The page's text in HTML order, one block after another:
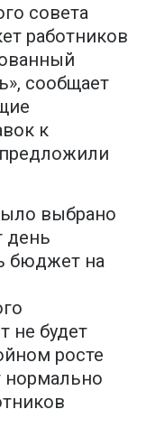
совета
работников
сообщает
к
выбрано
день
бюджет на
не будет
росте
нормально